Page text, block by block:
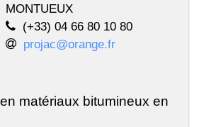
MONTUEUX
(+33) 04 66 80 10 80
projac@orange.fr
matériaux bitumineux en